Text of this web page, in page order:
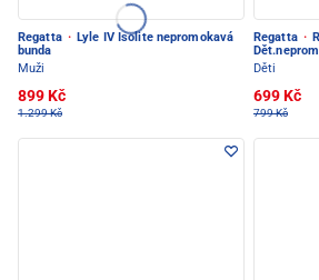
Regatta · Lyle IV Isolite nepromokavá
bunda
Muži
899 Kč
1.299 Kč
Regatta ·
Děti
699 Kč
799 Kč